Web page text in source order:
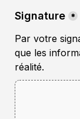
Signature *
Par votre
que les
réalité.